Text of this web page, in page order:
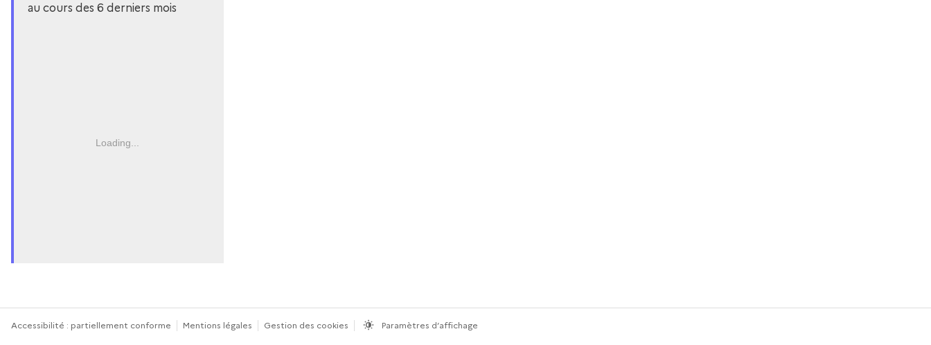
au cours des 6 derniers mois
Loading...
Accessibilité : partiellement conforme Mentions légales Gestion des cookies Paramètres d’affichage